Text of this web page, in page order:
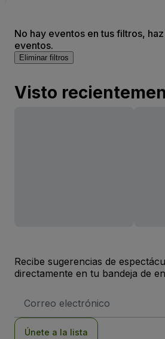
No hay eventos en tus filtros,
eventos.
Eliminar filtros
Visto
Recibe sugerencias de
directamente en tu bandeja de
de
Únete a la lista